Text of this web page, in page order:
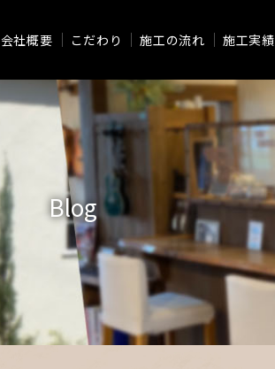
会社概要 こだわり 施工の流れ 施工実績
Blog